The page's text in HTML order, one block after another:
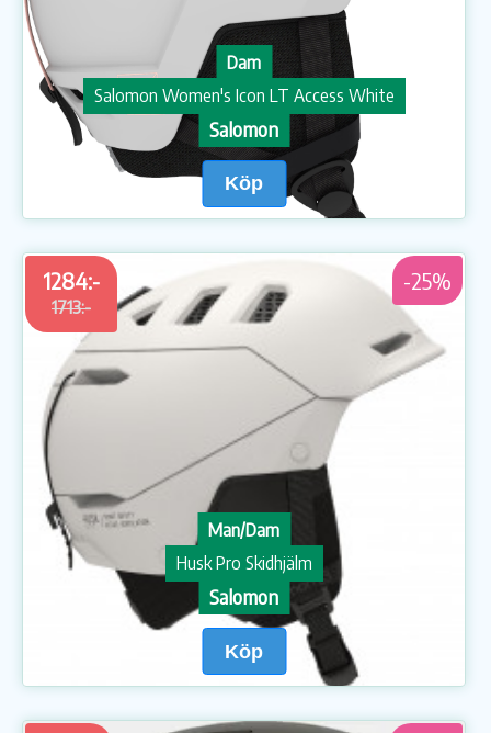
Dam
Salomon Women's Icon LT Access White
Salomon
Köp
1284:-
1713:-
-25%
Man/Dam
Husk Pro Skidhjälm
Salomon
Köp